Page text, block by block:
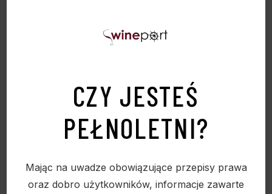
CZY JESTEŚ
PEŁNOLETNI?
Mając na uwadze obowiązujące przepisy prawa
oraz dobro użytkowników, informacje zawarte
PODOBNE PRODUKTY